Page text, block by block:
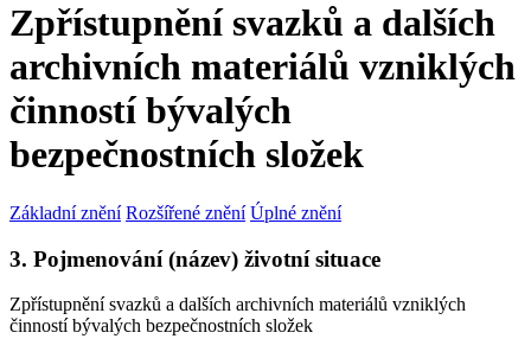
Zpřístupnění svazků a dalších
archivních materiálů vzniklých
činností bývalých
bezpečnostních složek
Základní znění Rozšířené znění Úplné znění
3. Pojmenování (název) životní situace
Zpřístupnění svazků a dalších archivních materiálů vzniklých
činností bývalých bezpečnostních složek